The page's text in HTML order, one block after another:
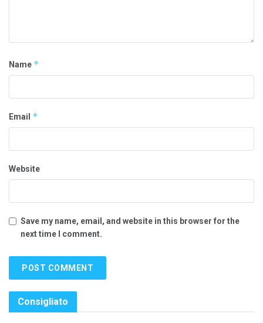
Name *
Email *
Website
Save my name, email, and website in this browser for the
next time I comment.
Consigliato